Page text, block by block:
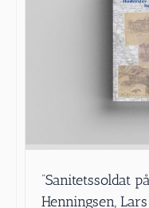
”Sanitetssoldat
Henningsen,